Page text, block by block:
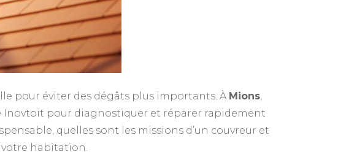
pour éviter des dégâts plus importants. À Mions,
Inovtoit pour diagnostiquer et réparer rapidement
quelles sont les missions d’un couvreur et
habitation.